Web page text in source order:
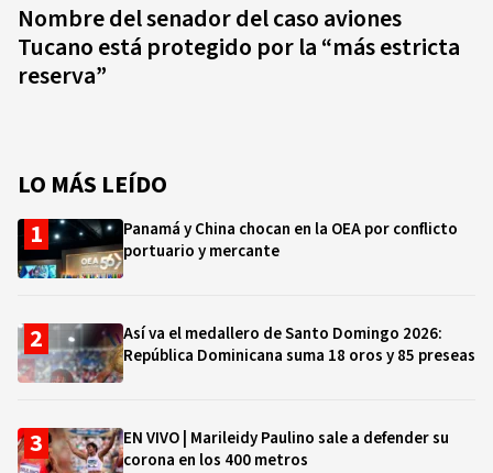
Nombre del senador del caso aviones
Tucano está protegido por la “más estricta
reserva”
LO MÁS LEÍDO
Panamá y China chocan en la OEA por conflicto
portuario y mercante
Así va el medallero de Santo Domingo 2026:
República Dominicana suma 18 oros y 85 preseas
EN VIVO | Marileidy Paulino sale a defender su
corona en los 400 metros